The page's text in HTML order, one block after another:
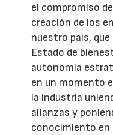
el compromiso
creación de los
nuestro país,
Estado de
autonomía
en un momento
la industria
alianzas y
conocimiento en